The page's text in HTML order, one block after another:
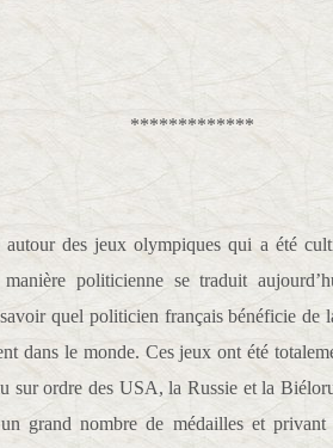
*************
autour des jeux olympiques qui a été
politicienne se traduit
quel politicien français bénéficie de
dans le monde. Ces jeux ont été
sur ordre des USA, la Russie et la
grand nombre de médailles et privant